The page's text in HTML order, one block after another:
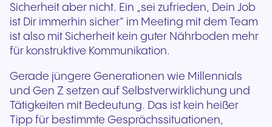
Sicherheit aber nicht. Ein „sei zufrieden, Dein Job
ist Dir immerhin sicher“ im Meeting mit dem Team
ist also mit Sicherheit kein guter Nährboden mehr
für konstruktive Kommunikation.
Gerade jüngere Generationen wie Millennials
und Gen Z setzen auf Selbstverwirklichung und
Tätigkeiten mit Bedeutung. Das ist kein heißer
Tipp für bestimmte Gesprächssituationen,